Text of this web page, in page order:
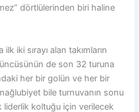
dörtlülerinden biri haline
iki sırayı alan takımların
de son 32 turuna
her bir golün ve her bir
bile turnuvanın sonu
liderlik koltuğu için verilecek